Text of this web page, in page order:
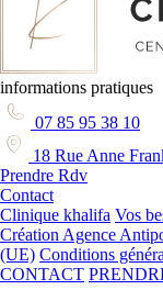
informations pratiques
07 85 95 38 10
18 Rue Anne
Prendre Rdv
Contact
Clinique khalifa Vos
Création Agence
(UE) Conditions
CONTACT